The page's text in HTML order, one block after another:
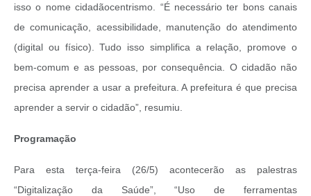
isso o nome cidadãocentrismo. “É necessário ter bons canais
de comunicação, acessibilidade, manutenção do atendimento
(digital ou físico). Tudo isso simplifica a relação, promove o
bem-comum e as pessoas, por consequência. O cidadão não
precisa aprender a usar a prefeitura. A prefeitura é que precisa
aprender a servir o cidadão”, resumiu.
Programação
Para esta terça-feira (26/5) acontecerão as palestras
“Digitalização da Saúde”, “Uso de ferramentas